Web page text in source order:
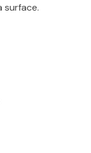
surface.